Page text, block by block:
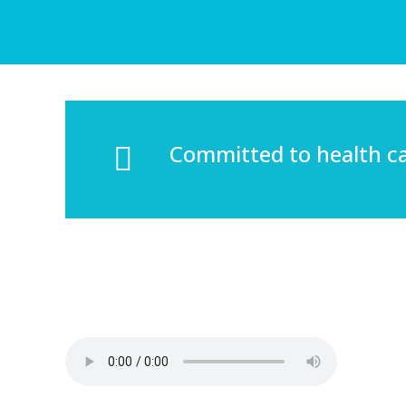
Committed to health